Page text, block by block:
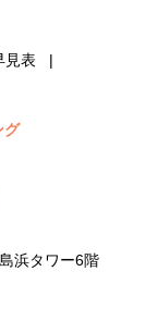
見表
グ
浜タワー6階